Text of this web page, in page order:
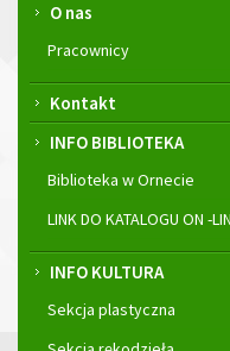
O nas
Pracownicy
Kontakt
INFO BIBLIOTEKA
Biblioteka w Ornecie
LINK DO KATALOGU ON -
INFO KULTURA
Sekcja plastyczna